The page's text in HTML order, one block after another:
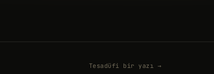
Tesadüfi bir yazı →